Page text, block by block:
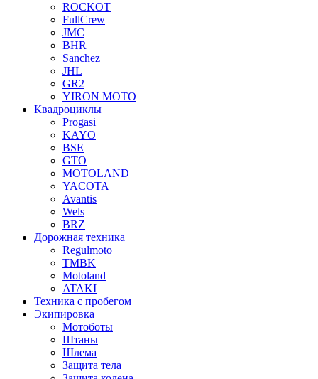
ROCKOT
FullCrew
JMC
BHR
Sanchez
JHL
GR2
YIRON MOTO
Квадроциклы
Progasi
KAYO
BSE
GTO
MOTOLAND
YACOTA
Avantis
Wels
BRZ
Дорожная техника
Regulmoto
TMBK
Motoland
ATAKI
Техника с пробегом
Экипировка
Мотоботы
Штаны
Шлема
Защита тела